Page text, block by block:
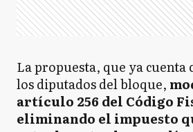
La propuesta, que ya cuenta
los diputados del bloque,
artículo 256 del Código
eliminando el impuesto